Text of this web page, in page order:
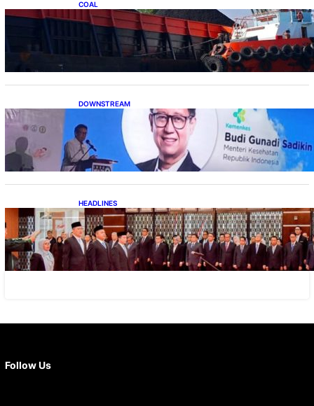
COAL
Lelang Batubara Sitaan, Negara Dapat Lebih
dari Rp 20 Miliar
DOWNSTREAM
Digitalisasi Alat-Alat Kesehatan Dukung
Pertumbuhan Industri Alkes
HEADLINES
Lana Saria Dilantik Sebagai Kepala Badan
Geologi
Follow Us